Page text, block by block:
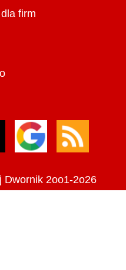
firm
Dwornik 2oo1-2o26